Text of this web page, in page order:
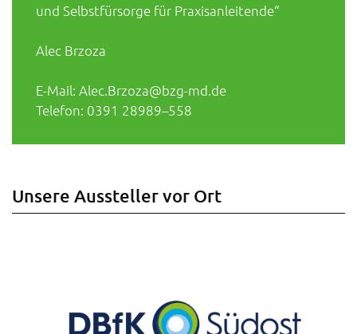
und Selbstfürsorge für Praxisanleitende“
Alec Brzoza
E-Mail: Alec.Brzoza@bzg-md.de
Telefon: 0391 28989–558
Unsere Aussteller vor Ort